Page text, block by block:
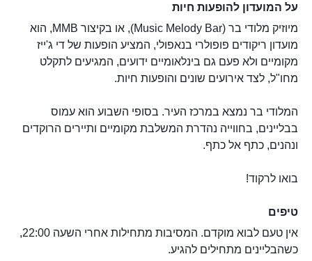
על המועדון להופעות חיות
מיוזיק מלודי בר (Music Melody Bar), או בקיצור MMB, הוא
מועדון ריקודים פופולרי בנאפולי, המציע הופעות של די ג'ייז
מקומיים ולא פעם גם בינלאומיים ידועים, המגיעים לתקלט
מחו"ל, לצד אירועים שונים והופעות חיות.
המלודי בר נמצא במרכז העיר. בסופי השבוע הוא עמוס
בבליינים, בחווייה נהדרת המשלבת מקומיים ותיירים הרוקדים
ונהנים, כתף אל כתף.
בואו לרקוד!
טיפים
אין טעם לבוא מוקדם. המסיבות מתחילות אחרי השעה 22:00,
כשהבליינים מתחילים להגיע.